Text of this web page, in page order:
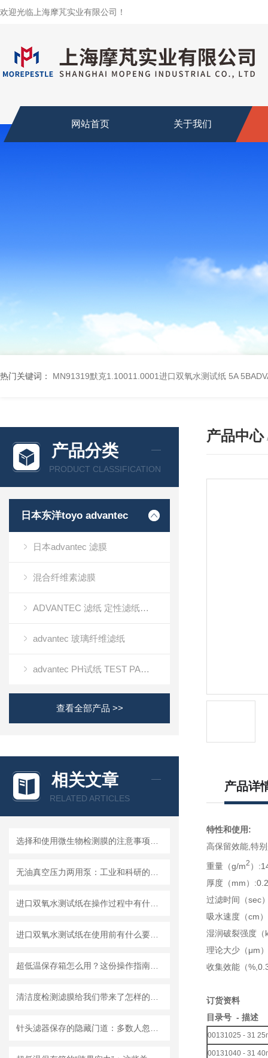
欢迎光临上海摩芃实业有限公司！
网站首页 关于我们
热门关键词： MN91319默克1.10011.0001进口双氧水测试纸 5A
产品分类
PRODUCT CLASSIFICATION
日本东洋toyo advantec
日本advantec 滤膜
混合纤维素滤膜
ADVANTEC 滤纸 定性滤纸定量滤纸
advantec 玻璃纤维滤纸
advantec PH试纸 TEST PAPER
查看全部产品 >>
相关文章
RELATED ARTICLES
产品中心
产品详
特性和使用:
高保留效能,特
重量（g/m2 ）
厚度（mm）
过滤时间（sec
吸水速度（cm
湿润破裂强度（
理论大少（μm
收集效能（
订货资料
目录号 - 描述
00131025 - 31
00131040 - 31